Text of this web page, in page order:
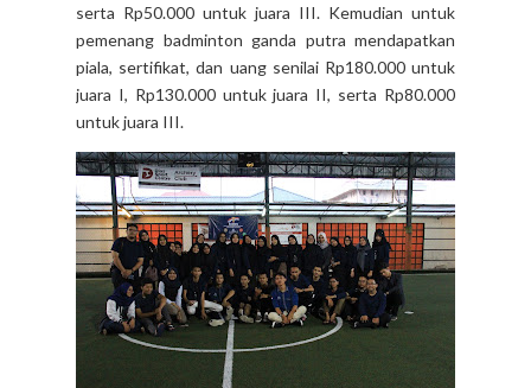
serta Rp50.000 untuk juara III. Kemudian untuk
pemenang badminton ganda putra mendapatkan
piala, sertifikat, dan uang senilai Rp180.000 untuk
juara I, Rp130.000 untuk juara II, serta Rp80.000
untuk juara III.